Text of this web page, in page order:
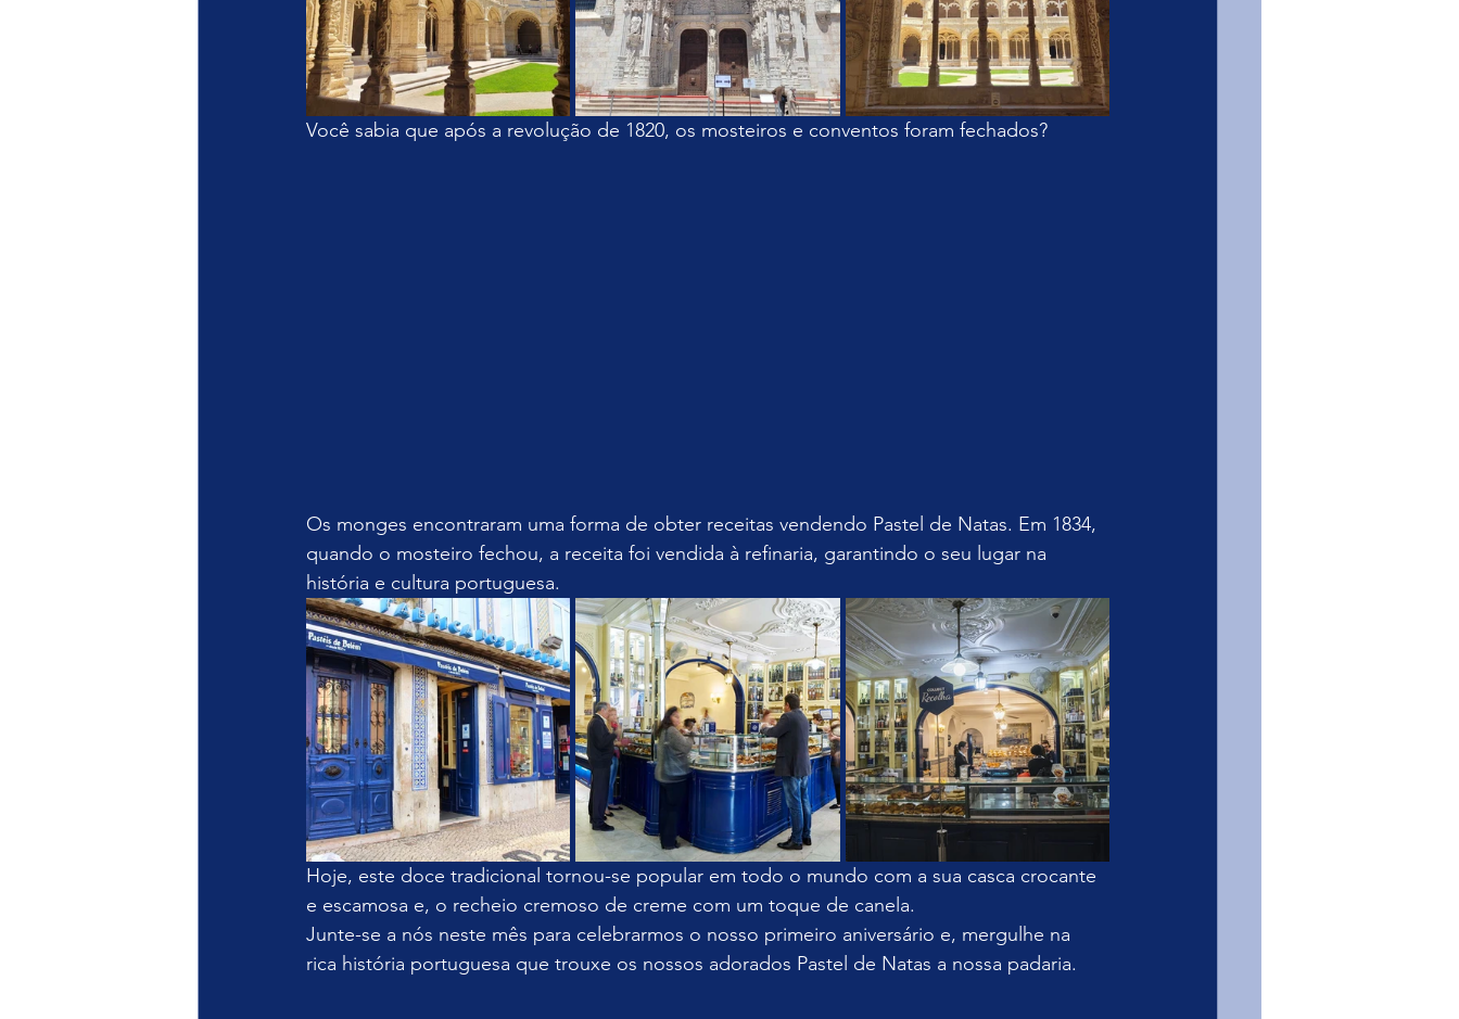
Você sabia que após a revolução de 1820, os mosteiros e conventos foram fechados?
Os monges encontraram uma forma de obter receitas vendendo Pastel de Natas. Em 1834,
quando o mosteiro fechou, a receita foi vendida à refinaria, garantindo o seu lugar na
história e cultura portuguesa.
Hoje, este doce tradicional tornou-se popular em todo o mundo com a sua casca crocante
e escamosa e, o recheio cremoso de creme com um toque de canela.
Junte-se a nós neste mês para celebrarmos o nosso primeiro aniversário e, mergulhe na
rica história portuguesa que trouxe os nossos adorados Pastel de Natas a nossa padaria.